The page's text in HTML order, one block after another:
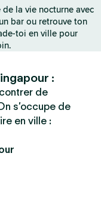
la vie nocturne avec
bar ou retrouve ton
toi en ville pour
:
de
s’occupe de
en ville :